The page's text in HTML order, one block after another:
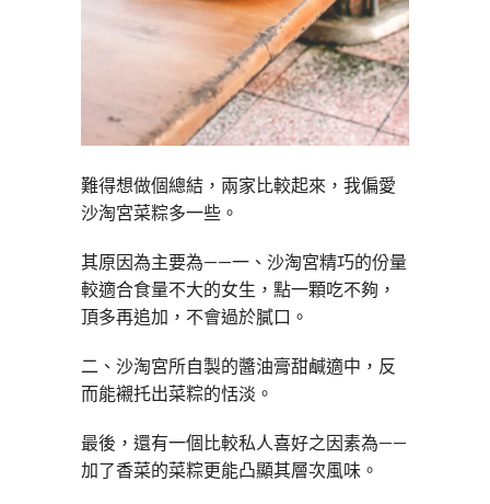
難得想做個總結，兩家比較起來，我偏愛
沙淘宮菜粽多一些。
其原因為主要為——一、沙淘宮精巧的份量
較適合食量不大的女生，點一顆吃不夠，
頂多再追加，不會過於膩口。
二、沙淘宮所自製的醬油膏甜鹹適中，反
而能襯托出菜粽的恬淡。
最後，還有一個比較私人喜好之因素為——
加了香菜的菜粽更能凸顯其層次風味。